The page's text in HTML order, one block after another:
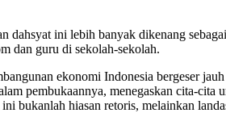
dahsyat ini lebih banyak dikenang
dan guru di sekolah-sekolah.
ekonomi Indonesia bergeser
pembukaannya, menegaskan cita-
bukanlah hiasan retoris, melainkan